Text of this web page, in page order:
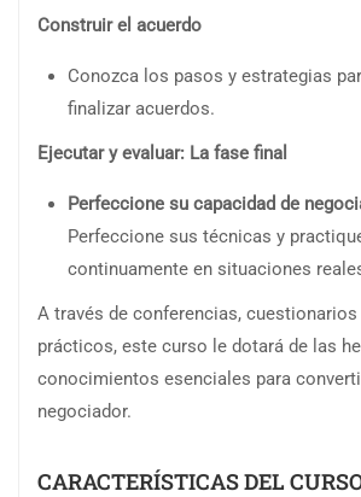
Construir el acuerdo
Conozca los pasos y estrategias
finalizar acuerdos.
Ejecutar y evaluar: La fase final
Perfeccione su capacidad de
Perfeccione sus técnicas y
continuamente en situaciones
A través de conferencias,
prácticos, este curso le dotará de las
conocimientos esenciales para
negociador.
CARACTERÍSTICAS DEL